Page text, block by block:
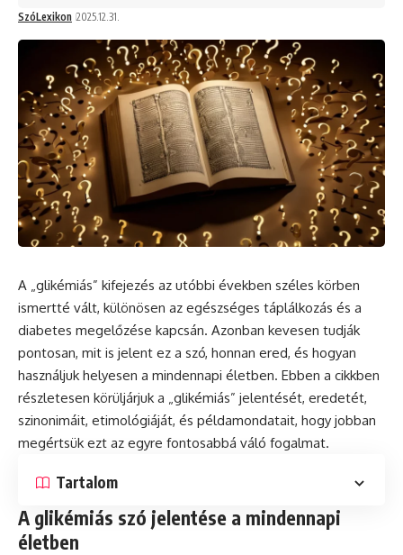
SzóLexikon 2025.12.31.
A „glikémiás” kifejezés az utóbbi években széles körben
ismertté vált, különösen az egészséges táplálkozás és a
diabetes megelőzése kapcsán. Azonban kevesen tudják
pontosan, mit is jelent ez a szó, honnan ered, és hogyan
használjuk helyesen a mindennapi életben. Ebben a cikkben
részletesen körüljárjuk a „glikémiás” jelentését, eredetét,
szinonimáit, etimológiáját, és példamondatait, hogy jobban
megértsük ezt az egyre fontosabbá váló fogalmat.
Tartalom
A glikémiás szó jelentése a mindennapi
életben